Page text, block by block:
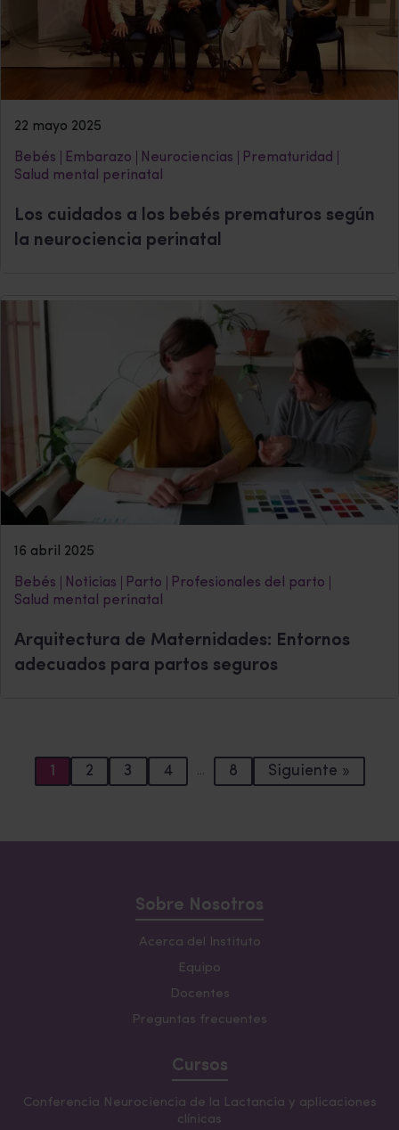
22 mayo 2025
Bebés Embarazo Neurociencias
Prematuridad
Salud mental perinatal
Los cuidados a los bebés prematuros según
la neurociencia perinatal
16 abril 2025
Bebés Noticias Parto
Profesionales del parto
Salud mental perinatal
Arquitectura de Maternidades: Entornos
adecuados para partos seguros
1 2 3 4 … 8 Siguiente »
Sobre Nosotros
Acerca del Instituto
Equipo
Docentes
Preguntas frecuentes
Cursos
Conferencia Neurociencia de la Lactancia y aplicaciones
clínicas